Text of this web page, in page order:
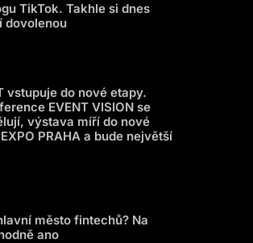
TikTok. Takhle si dnes
dovolenou
vstupuje do nové etapy.
EVENT VISION se
výstava míří do nové
PRAHA a bude největší
město fintechů? Na
ano